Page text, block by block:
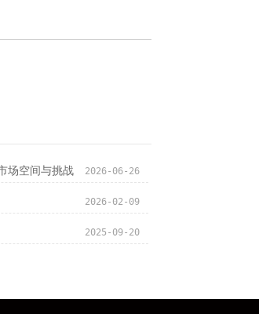
场空间与挑战 2026-06-26
2026-02-09
2025-09-20